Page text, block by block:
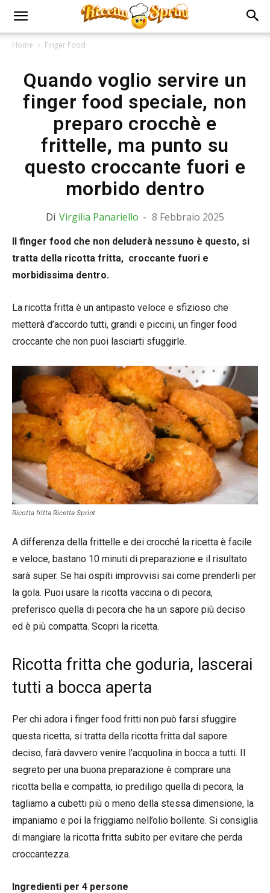
Home Finger Food
Quando voglio servire un
finger food speciale, non
preparo crocchè e
frittelle, ma punto su
questo croccante fuori e
morbido dentro
Di Virgilia Panariello - 8 Febbraio 2025
Il finger food che non deluderà nessuno è questo, si
tratta della ricotta fritta, croccante fuori e
morbidissima dentro.
La ricotta fritta è un antipasto veloce e sfizioso che
metterà d’accordo tutti, grandi e piccini, un finger food
croccante che non puoi lasciarti sfuggirle.
Ricotta fritta Ricetta Sprint
A differenza della frittelle e dei crocché la ricetta è facile
e veloce, bastano 10 minuti di preparazione e il risultato
sarà super. Se hai ospiti improvvisi sai come prenderli per
la gola. Puoi usare la ricotta vaccina o di pecora,
preferisco quella di pecora che ha un sapore più deciso
ed è più compatta. Scopri la ricetta.
Ricotta fritta che goduria, lascerai
tutti a bocca aperta
Per chi adora i finger food fritti non può farsi sfuggire
questa ricetta, si tratta della ricotta fritta dal sapore
deciso, farà davvero venire l’acquolina in bocca a tutti. Il
segreto per una buona preparazione è comprare una
ricotta bella e compatta, io prediligo quella di pecora, la
tagliamo a cubetti più o meno della stessa dimensione, la
impaniamo e poi la friggiamo nell’olio bollente. Si consiglia
di mangiare la ricotta fritta subito per evitare che perda
croccantezza.
Ingredienti per 4 persone